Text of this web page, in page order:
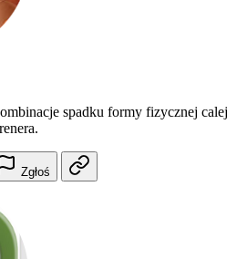
spadku formy fizycznej calej
Zgłoś